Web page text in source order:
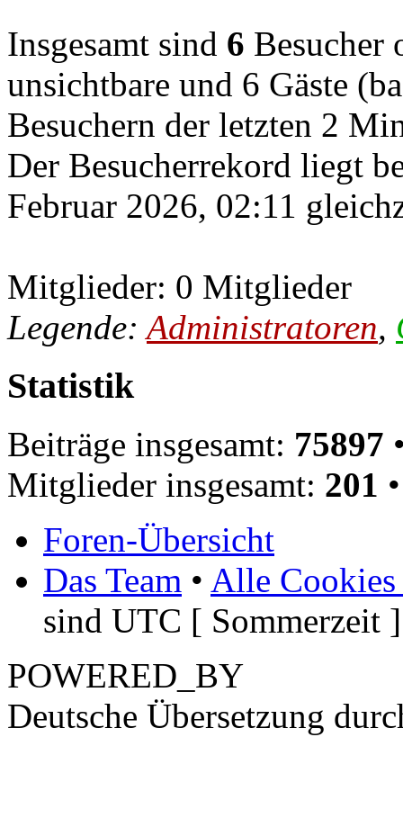
Insgesamt sind 6 Besucher
unsichtbare und 6 Gäste
Besuchern der letzten 2
Der Besucherrekord liegt
Februar 2026, 02:11
Mitglieder: 0 Mitglieder
Legende:Administratoren,
Statistik
Beiträge insgesamt: 75897
Mitglieder insgesamt: 201
Foren-Übersicht
Das Team • Alle Cookies
sind UTC [ Sommerzeit ]
POWERED_BY
Deutsche Übersetzung